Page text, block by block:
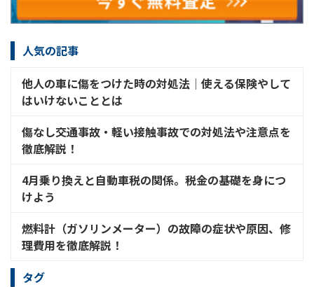
人気の記事
他人の車に傷をつけた時の対処法│使える保険やして
はいけないこととは
傷なし交通事故・軽い接触事故での対処法や注意点を
徹底解説！
4月乗り換えと自動車税の関係。税金の基礎を身につ
けよう
燃料計（ガソリンメーター）の故障の症状や原因、修
理費用を徹底解説！
タグ